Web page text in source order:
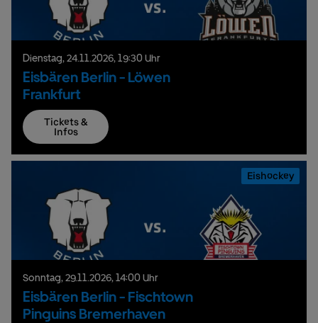
Dienstag, 24.11.2026, 19:30 Uhr
Eisbären Berlin - Löwen
Frankfurt
Tickets &
Infos
Eishockey
Sonntag, 29.11.2026, 14:00 Uhr
Eisbären Berlin - Fischtown
Pinguins Bremerhaven